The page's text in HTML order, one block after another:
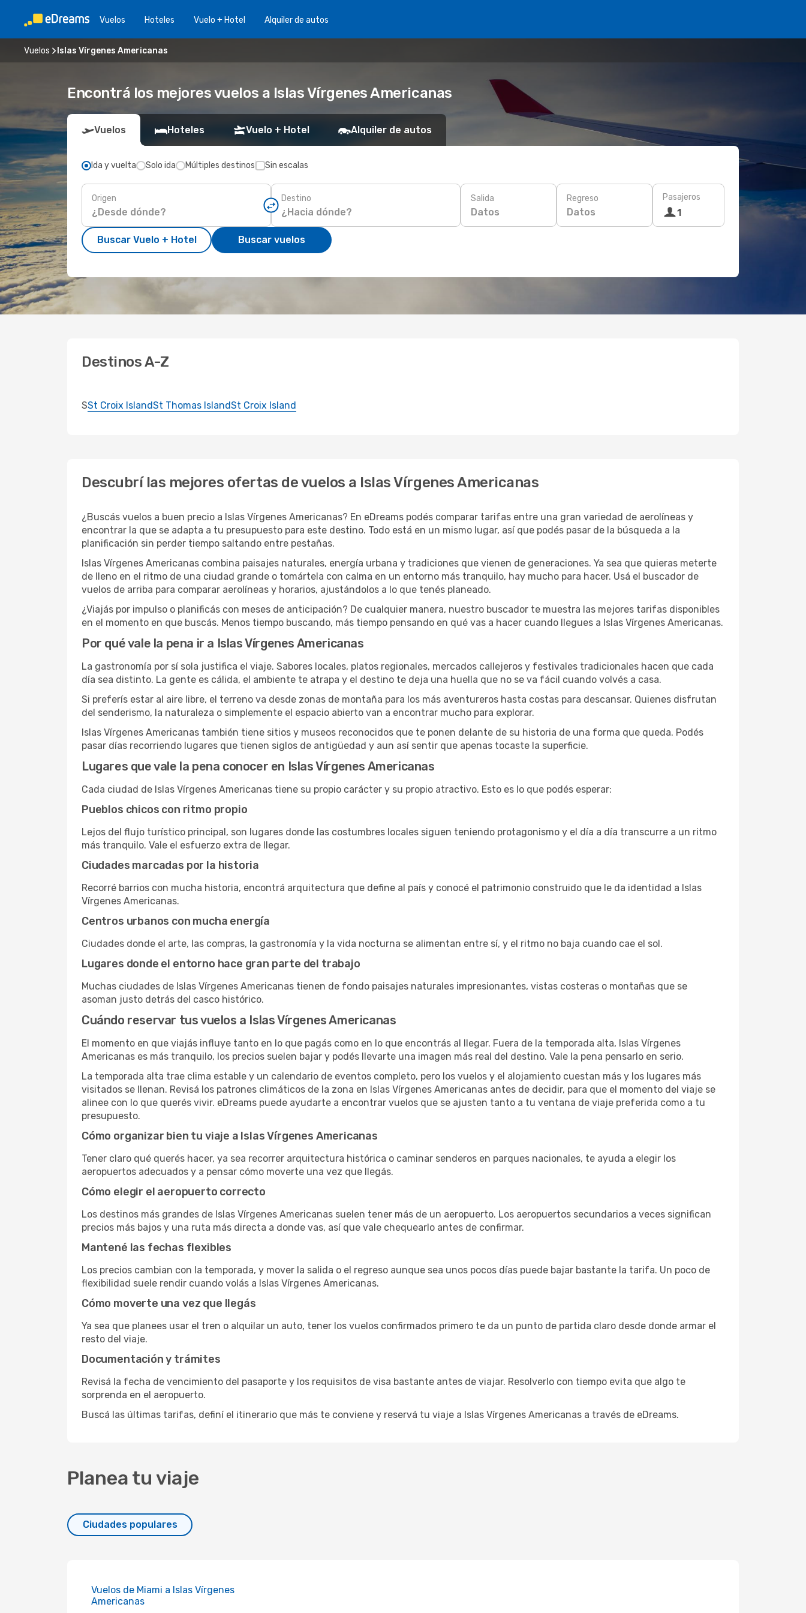
Vuelos Hoteles Vuelo + Hotel Alquiler de autos
Vuelos Islas Vírgenes Americanas
Encontrá los mejores vuelos a Islas Vírgenes Americanas
Vuelos Hoteles Vuelo + Hotel Alquiler de autos
Ida y vuelta Solo ida Múltiples destinos Sin escalas
Origen Destino Salida
Datos
Regreso
Datos
Pasajeros
1
Buscar Vuelo + Hotel Buscar vuelos
Destinos A-Z
SSt Croix IslandSt Thomas IslandSt Croix Island
Descubrí las mejores ofertas de vuelos a Islas Vírgenes Americanas
¿Buscás vuelos a buen precio a Islas Vírgenes Americanas? En eDreams podés comparar tarifas entre una gran variedad de aerolíneas y
encontrar la que se adapta a tu presupuesto para este destino. Todo está en un mismo lugar, así que podés pasar de la búsqueda a la
planificación sin perder tiempo saltando entre pestañas.
Islas Vírgenes Americanas combina paisajes naturales, energía urbana y tradiciones que vienen de generaciones. Ya sea que quieras meterte
de lleno en el ritmo de una ciudad grande o tomártela con calma en un entorno más tranquilo, hay mucho para hacer. Usá el buscador de
vuelos de arriba para comparar aerolíneas y horarios, ajustándolos a lo que tenés planeado.
¿Viajás por impulso o planificás con meses de anticipación? De cualquier manera, nuestro buscador te muestra las mejores tarifas disponibles
en el momento en que buscás. Menos tiempo buscando, más tiempo pensando en qué vas a hacer cuando llegues a Islas Vírgenes Americanas.
Por qué vale la pena ir a Islas Vírgenes Americanas
La gastronomía por sí sola justifica el viaje. Sabores locales, platos regionales, mercados callejeros y festivales tradicionales hacen que cada
día sea distinto. La gente es cálida, el ambiente te atrapa y el destino te deja una huella que no se va fácil cuando volvés a casa.
Si preferís estar al aire libre, el terreno va desde zonas de montaña para los más aventureros hasta costas para descansar. Quienes disfrutan
del senderismo, la naturaleza o simplemente el espacio abierto van a encontrar mucho para explorar.
Islas Vírgenes Americanas también tiene sitios y museos reconocidos que te ponen delante de su historia de una forma que queda. Podés
pasar días recorriendo lugares que tienen siglos de antigüedad y aun así sentir que apenas tocaste la superficie.
Lugares que vale la pena conocer en Islas Vírgenes Americanas
Cada ciudad de Islas Vírgenes Americanas tiene su propio carácter y su propio atractivo. Esto es lo que podés esperar:
Pueblos chicos con ritmo propio
Lejos del flujo turístico principal, son lugares donde las costumbres locales siguen teniendo protagonismo y el día a día transcurre a un ritmo
más tranquilo. Vale el esfuerzo extra de llegar.
Ciudades marcadas por la historia
Recorré barrios con mucha historia, encontrá arquitectura que define al país y conocé el patrimonio construido que le da identidad a Islas
Vírgenes Americanas.
Centros urbanos con mucha energía
Ciudades donde el arte, las compras, la gastronomía y la vida nocturna se alimentan entre sí, y el ritmo no baja cuando cae el sol.
Lugares donde el entorno hace gran parte del trabajo
Muchas ciudades de Islas Vírgenes Americanas tienen de fondo paisajes naturales impresionantes, vistas costeras o montañas que se
asoman justo detrás del casco histórico.
Cuándo reservar tus vuelos a Islas Vírgenes Americanas
El momento en que viajás influye tanto en lo que pagás como en lo que encontrás al llegar. Fuera de la temporada alta, Islas Vírgenes
Americanas es más tranquilo, los precios suelen bajar y podés llevarte una imagen más real del destino. Vale la pena pensarlo en serio.
La temporada alta trae clima estable y un calendario de eventos completo, pero los vuelos y el alojamiento cuestan más y los lugares más
visitados se llenan. Revisá los patrones climáticos de la zona en Islas Vírgenes Americanas antes de decidir, para que el momento del viaje se
alinee con lo que querés vivir. eDreams puede ayudarte a encontrar vuelos que se ajusten tanto a tu ventana de viaje preferida como a tu
presupuesto.
Cómo organizar bien tu viaje a Islas Vírgenes Americanas
Tener claro qué querés hacer, ya sea recorrer arquitectura histórica o caminar senderos en parques nacionales, te ayuda a elegir los
aeropuertos adecuados y a pensar cómo moverte una vez que llegás.
Cómo elegir el aeropuerto correcto
Los destinos más grandes de Islas Vírgenes Americanas suelen tener más de un aeropuerto. Los aeropuertos secundarios a veces significan
precios más bajos y una ruta más directa a donde vas, así que vale chequearlo antes de confirmar.
Mantené las fechas flexibles
Los precios cambian con la temporada, y mover la salida o el regreso aunque sea unos pocos días puede bajar bastante la tarifa. Un poco de
flexibilidad suele rendir cuando volás a Islas Vírgenes Americanas.
Cómo moverte una vez que llegás
Ya sea que planees usar el tren o alquilar un auto, tener los vuelos confirmados primero te da un punto de partida claro desde donde armar el
resto del viaje.
Documentación y trámites
Revisá la fecha de vencimiento del pasaporte y los requisitos de visa bastante antes de viajar. Resolverlo con tiempo evita que algo te
sorprenda en el aeropuerto.
Buscá las últimas tarifas, definí el itinerario que más te conviene y reservá tu viaje a Islas Vírgenes Americanas a través de eDreams.
Planea tu viaje
Ciudades populares
Vuelos de Miami a Islas Vírgenes
Americanas